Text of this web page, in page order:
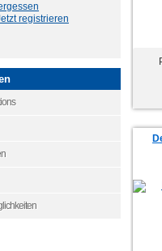
registrieren